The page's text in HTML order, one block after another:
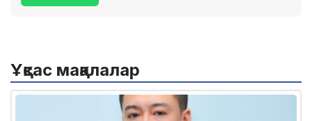
Ұқсас мақалалар